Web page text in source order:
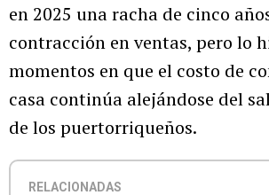
en 2025 una racha de cinco
contracción en ventas, pero lo
momentos en que el costo de
casa continúa alejándose del
de los puertorriqueños.
RELACIONADAS